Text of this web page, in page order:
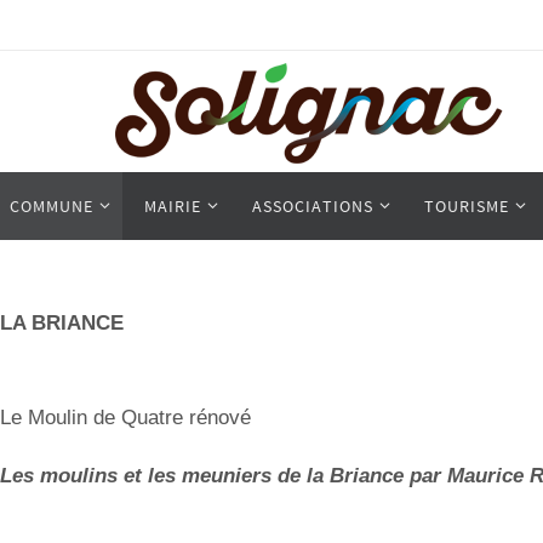
COMMUNE MAIRIE ASSOCIATIONS TOURISME
LA BRIANCE
Le Moulin de Quatre rénové
Les moulins et les meuniers de la Briance par Maurice